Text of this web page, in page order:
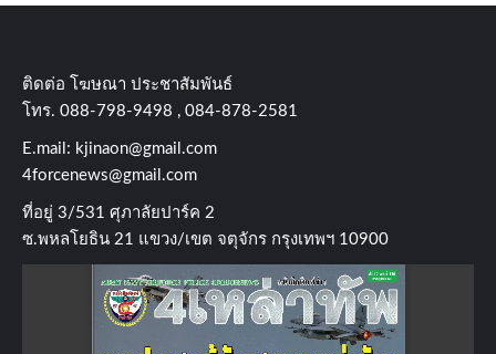
ติดต่อ​ โฆษณา​ ประชาสัมพันธ์
โทร​. 088-798-9498 , 084-878-2581
E.mail: kjinaon@gmail.com
4forcenews@gmail.com
ที่อยู่​ 3/531​ ศุภาลัยปาร์ค​ 2
ซ.พหลโยธิน​ 21​ แขวง/เขต​ จตุจักร​ กรุงเทพฯ 10900